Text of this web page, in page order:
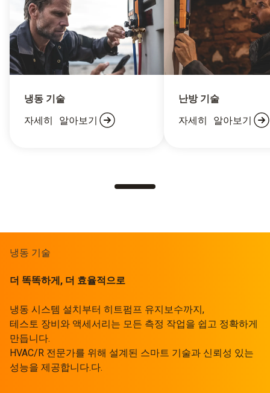
냉동 기술
자세히 알아보기
난방 기술
자세히 알아보기
냉동 기술
더 똑똑하게, 더 효율적으로
냉동 시스템 설치부터 히트펌프 유지보수까지,
테스토 장비와 액세서리는 모든 측정 작업을 쉽고 정확하게
만듭니다.
HVAC/R 전문가를 위해 설계된 스마트 기술과 신뢰성 있는
성능을 제공합니다.다.